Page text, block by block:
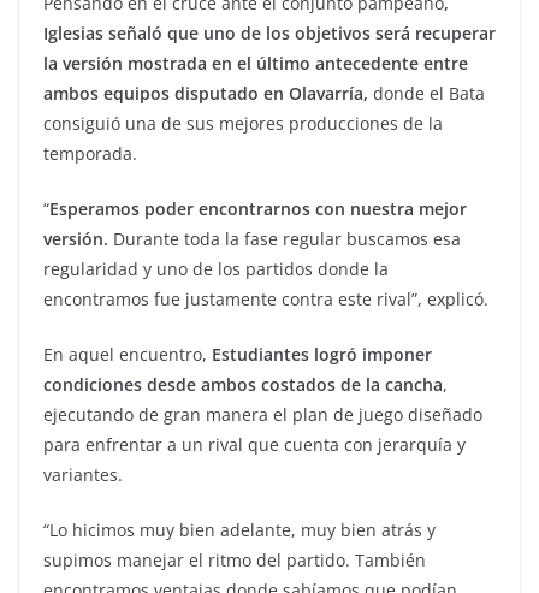
Iglesias señaló que uno de los objetivos será recuperar
la versión mostrada en el último antecedente entre
ambos equipos disputado en Olavarría, donde el Bata
consiguió una de sus mejores producciones de la
temporada.
“Esperamos poder encontrarnos con nuestra mejor
versión. Durante toda la fase regular buscamos esa
regularidad y uno de los partidos donde la
encontramos fue justamente contra este rival”, explicó.
En aquel encuentro, Estudiantes logró imponer
condiciones desde ambos costados de la cancha,
ejecutando de gran manera el plan de juego diseñado
para enfrentar a un rival que cuenta con jerarquía y
variantes.
“Lo hicimos muy bien adelante, muy bien atrás y
supimos manejar el ritmo del partido. También